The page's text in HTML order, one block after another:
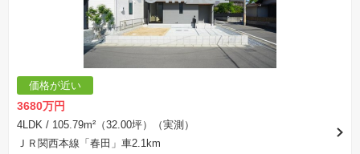
価格が近い
3680万円
4LDK / 105.79m²（32.00坪）（実測）
ＪＲ関西本線「春田」車2.1km